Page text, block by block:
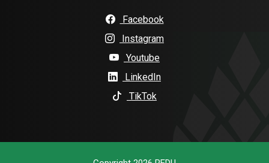
Facebook
Instagram
Youtube
LinkedIn
TikTok